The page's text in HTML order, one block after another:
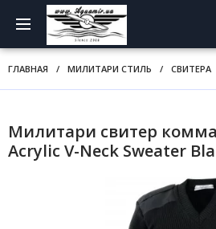
ГЛАВНАЯ / МИЛИТАРИ СТИЛЬ / СВИТЕРА
Милитари свитер
Acrylic V-Neck Sweater